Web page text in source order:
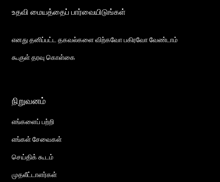
உதவி மையத்தைப் பார்வையிடுங்கள்
எனது தனிப்பட்ட தகவல்களை விற்கவோ பகிரவோ வேண்டாம்
கூகுள் தரவு கொள்கை
நிறுவனம்
எங்களைப் பற்றி
எங்கள் சேவைகள்
செய்திக் கூடம்
முதலீட்டாளர்கள்